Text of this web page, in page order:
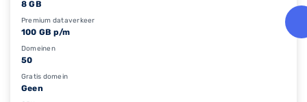
8 GB
Premium dataverkeer
100 GB p/m
Domeinen
50
Gratis domein
Geen